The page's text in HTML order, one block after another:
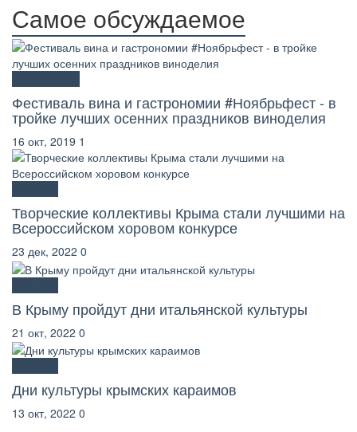
Самое обсуждаемое
Фестиваль вина и гастрономии #Ноябрьфест - в
тройке лучших осенних праздников виноделия
16 окт, 2019 1
Творческие коллективы Крыма стали лучшими на
Всероссийском хоровом конкурсе
23 дек, 2022 0
В Крыму пройдут дни итальянской культуры
21 окт, 2022 0
Дни культуры крымских караимов
13 окт, 2022 0